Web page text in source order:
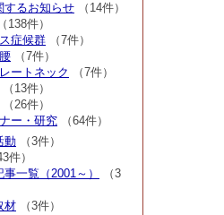
するお知らせ （14件）
（138件）
症候群 （7件）
（7件）
ートネック
（7件）
（13件）
（26件）
ー・研究 （64件）
動 （3件）
件）
一覧（2001～）
（3
材 （3件）